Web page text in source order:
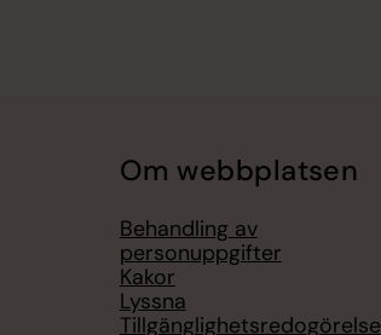
Om webbplatsen
Behandling av
personuppgifter
Kakor
Lyssna
Tillgänglighetsredogörelse